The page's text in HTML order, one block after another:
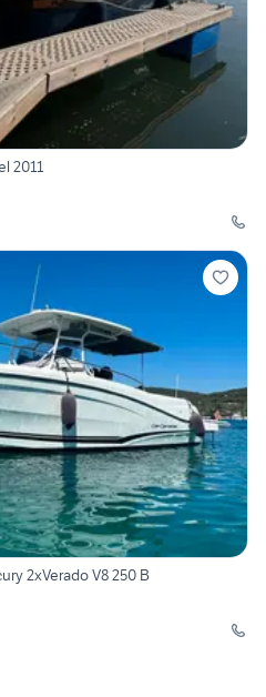
2011
2xVerado V8 250 B